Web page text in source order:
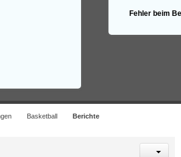
Fehler beim
Basketball Berichte